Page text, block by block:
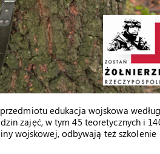
edukacja wojskowa według
zajęć, w tym 45 teoretycznych i
wojskowej, odbywają też szkolenie